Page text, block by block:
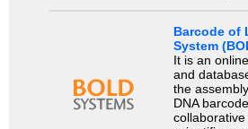
Barcode of
System
It is an
and
the
DNA